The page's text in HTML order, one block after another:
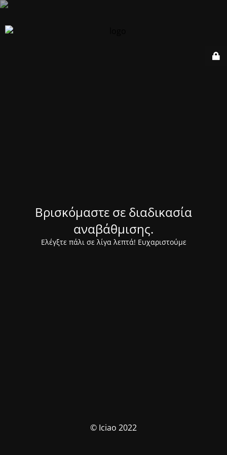
Βρισκόμαστε σε διαδικασία
αναβάθμισης.
Ελέγξτε πάλι σε λίγα λεπτά! Ευχαριστούμε
© Iciao 2022